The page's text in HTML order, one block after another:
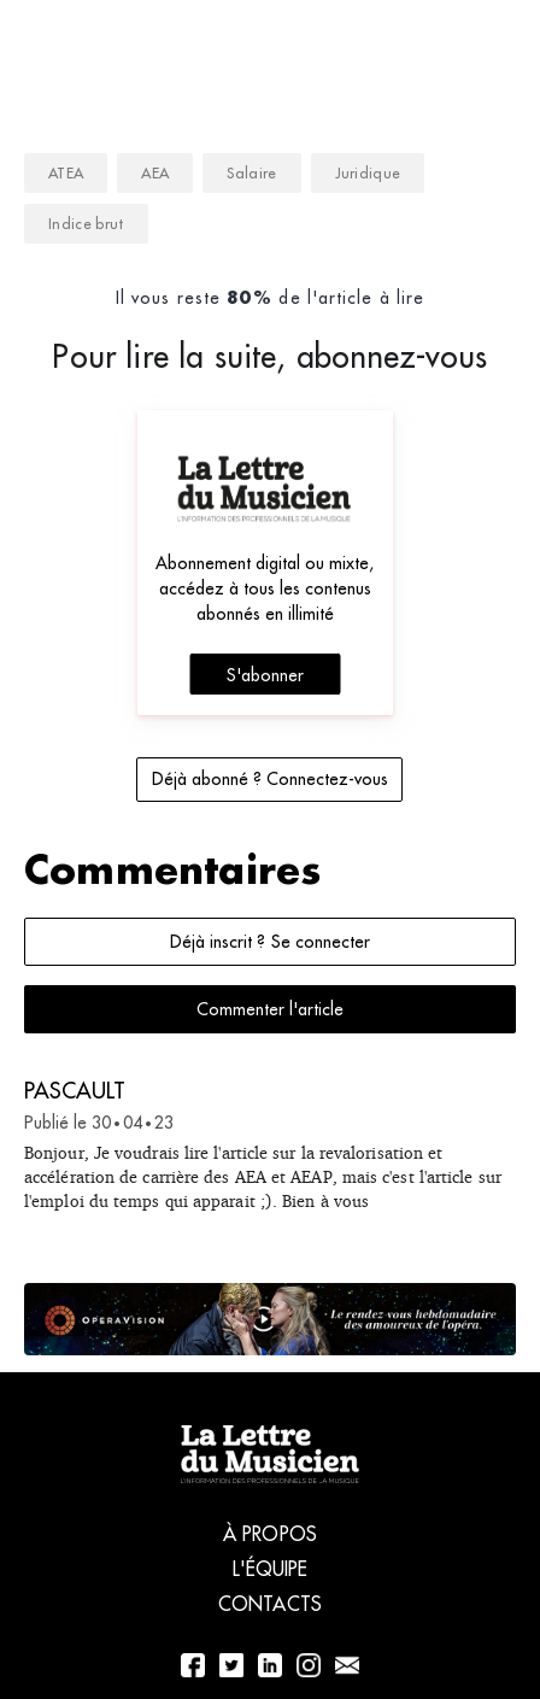
ATEA AEA Salaire Juridique
Indice brut
Il vous reste 80% de l'article à lire
Pour lire la suite, abonnez-vous
Abonnement digital ou mixte,
accédez à tous les contenus
abonnés en illimité
S'abonner
Déjà abonné ? Connectez-vous
Commentaires
Déjà inscrit ? Se connecter
Commenter l'article
PASCAULT
Publié le 30 • 04 • 23
Bonjour, Je voudrais lire l'article sur la revalorisation et
accélération de carrière des AEA et AEAP, mais c'est l'article sur
l'emploi du temps qui apparait ;). Bien à vous
À PROPOS
L'ÉQUIPE
CONTACTS